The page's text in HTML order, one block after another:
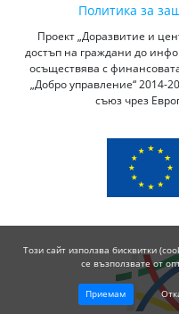
Политика за
Проект „Доразвитие и
достъп на граждани до
осъществява с
„Добро управление“ 2014-
съюз чрез
Този сайт използва бисквитки
се възползвате от
Приемам